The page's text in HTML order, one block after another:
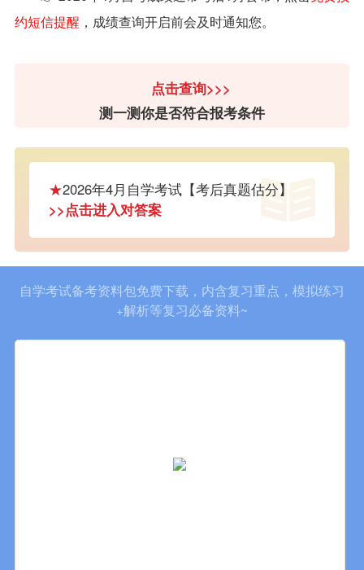
约短信提醒 ，成绩查询开启前会及时通知您。
点击查询>>>
测一测你是否符合报考条件
★2026年4月自学考试【考后真题估分】
>>点击进入对答案
自学考试备考资料包免费下载，内含复习重点，模拟练习
+解析等复习必备资料~